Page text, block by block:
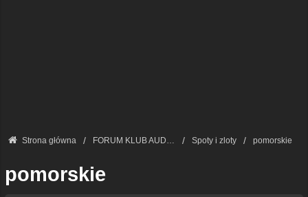
Strona główna FORUM KLUB AUDI A8 - FORUM PODSTAWOWE Spoty i zloty pomorskie
pomorskie